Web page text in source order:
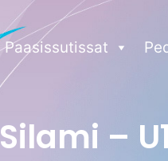
Paasissutissat
Silami –